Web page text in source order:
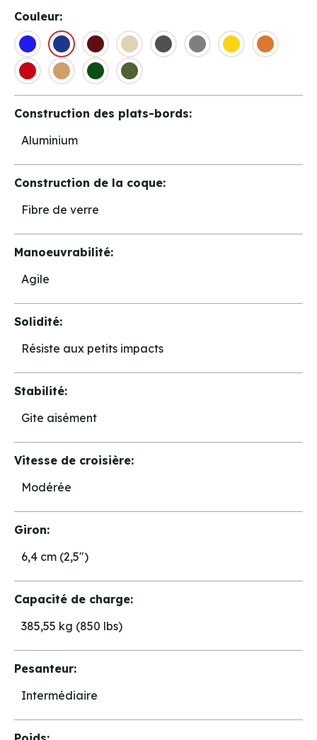
Couleur:
Construction des plats-bords:
Aluminium
Construction de la coque:
Fibre de verre
Manoeuvrabilité:
Agile
Solidité:
Résiste aux petits impacts
Stabilité:
Gite aisément
Vitesse de croisière:
Modérée
Giron:
6,4 cm (2,5")
Capacité de charge:
385,55 kg (850 lbs)
Pesanteur:
Intermédiaire